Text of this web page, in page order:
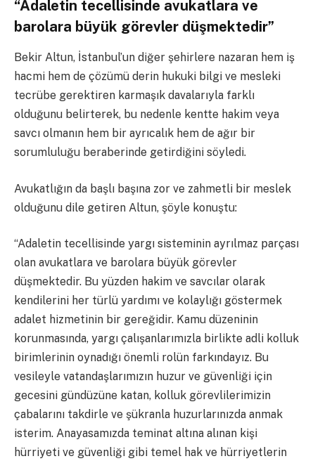
“Adaletin tecellisinde avukatlara ve
barolara büyük görevler düşmektedir”
Bekir Altun, İstanbul’un diğer şehirlere nazaran hem iş
hacmi hem de çözümü derin hukuki bilgi ve mesleki
tecrübe gerektiren karmaşık davalarıyla farklı
olduğunu belirterek, bu nedenle kentte hakim veya
savcı olmanın hem bir ayrıcalık hem de ağır bir
sorumluluğu beraberinde getirdiğini söyledi.
Avukatlığın da başlı başına zor ve zahmetli bir meslek
olduğunu dile getiren Altun, şöyle konuştu:
“Adaletin tecellisinde yargı sisteminin ayrılmaz parçası
olan avukatlara ve barolara büyük görevler
düşmektedir. Bu yüzden hakim ve savcılar olarak
kendilerini her türlü yardımı ve kolaylığı göstermek
adalet hizmetinin bir gereğidir. Kamu düzeninin
korunmasında, yargı çalışanlarımızla birlikte adli kolluk
birimlerinin oynadığı önemli rolün farkındayız. Bu
vesileyle vatandaşlarımızın huzur ve güvenliği için
gecesini gündüzüne katan, kolluk görevlilerimizin
çabalarını takdirle ve şükranla huzurlarınızda anmak
isterim. Anayasamızda teminat altına alınan kişi
hürriyeti ve güvenliği gibi temel hak ve hürriyetlerin